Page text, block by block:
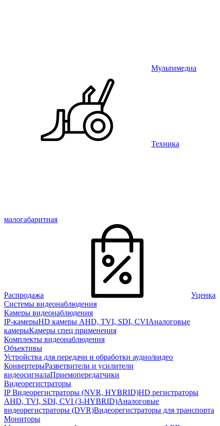
Мультимедиа
Техника
малогабаритная
Распродажа
Уценка
Системы видеонаблюдения
Камеры видеонаблюдения
IP-камерыHD камеры AHD, TVI, SDI, CVIАналоговые
камерыКамеры спец применения
Комплекты видеонаблюдения
Объективы
Устройства для передачи и обработки аудио/видео
КонвертерыРазветвители и усилители
видеосигналаПриемопередатчики
Видеорегистраторы
IP Видеорегистраторы (NVR, HYBRID)HD регистраторы
AHD, TVI, SDI, CVI (3-HYBRID)Аналоговые
видеорегистраторы (DVR)Видеорегистраторы для транспорта
Мониторы